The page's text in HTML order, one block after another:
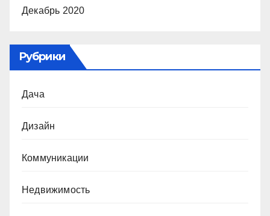
Декабрь 2020
Рубрики
Дача
Дизайн
Коммуникации
Недвижимость